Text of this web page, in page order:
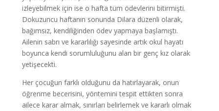
izleyebilmek için ise o hafta tüm ödevlerini bitirmişti.
Dokuzuncu haftanın sonunda Dilara düzenli olarak,
bağımsız, kendiliğinden ödev yapmaya başlamıştı.
Ailenin sabrı ve kararlılığı sayesinde artık okul hayatı
boyunca kendi sorumluluğunu alan bir genç kız olarak
yetişecekti.
Her çocuğun farklı olduğunu da hatırlayarak, onun
öğrenme becerisini, yöntemini tespit ettikten sonra
ailece karar almak, sınırları belirlemek ve kararlı olmak